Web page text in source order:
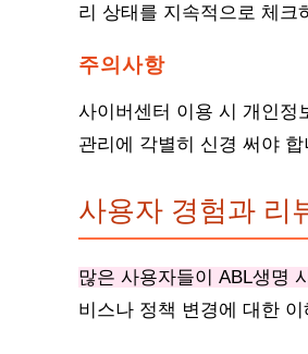
리 상태를 지속적으로 체크
주의사항
사이버센터 이용 시 개인정
관리에 각별히 신경 써야
사용자 경험과 리
많은 사용자들이 ABL생명
비스나 정책 변경에 대한